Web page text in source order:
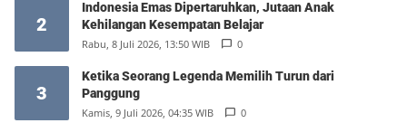
2
Indonesia Emas Dipertaruhkan, Jutaan Anak
Kehilangan Kesempatan Belajar
Rabu, 8 Juli 2026, 13:50 WIB 0
3
Ketika Seorang Legenda Memilih Turun dari
Panggung
Kamis, 9 Juli 2026, 04:35 WIB 0